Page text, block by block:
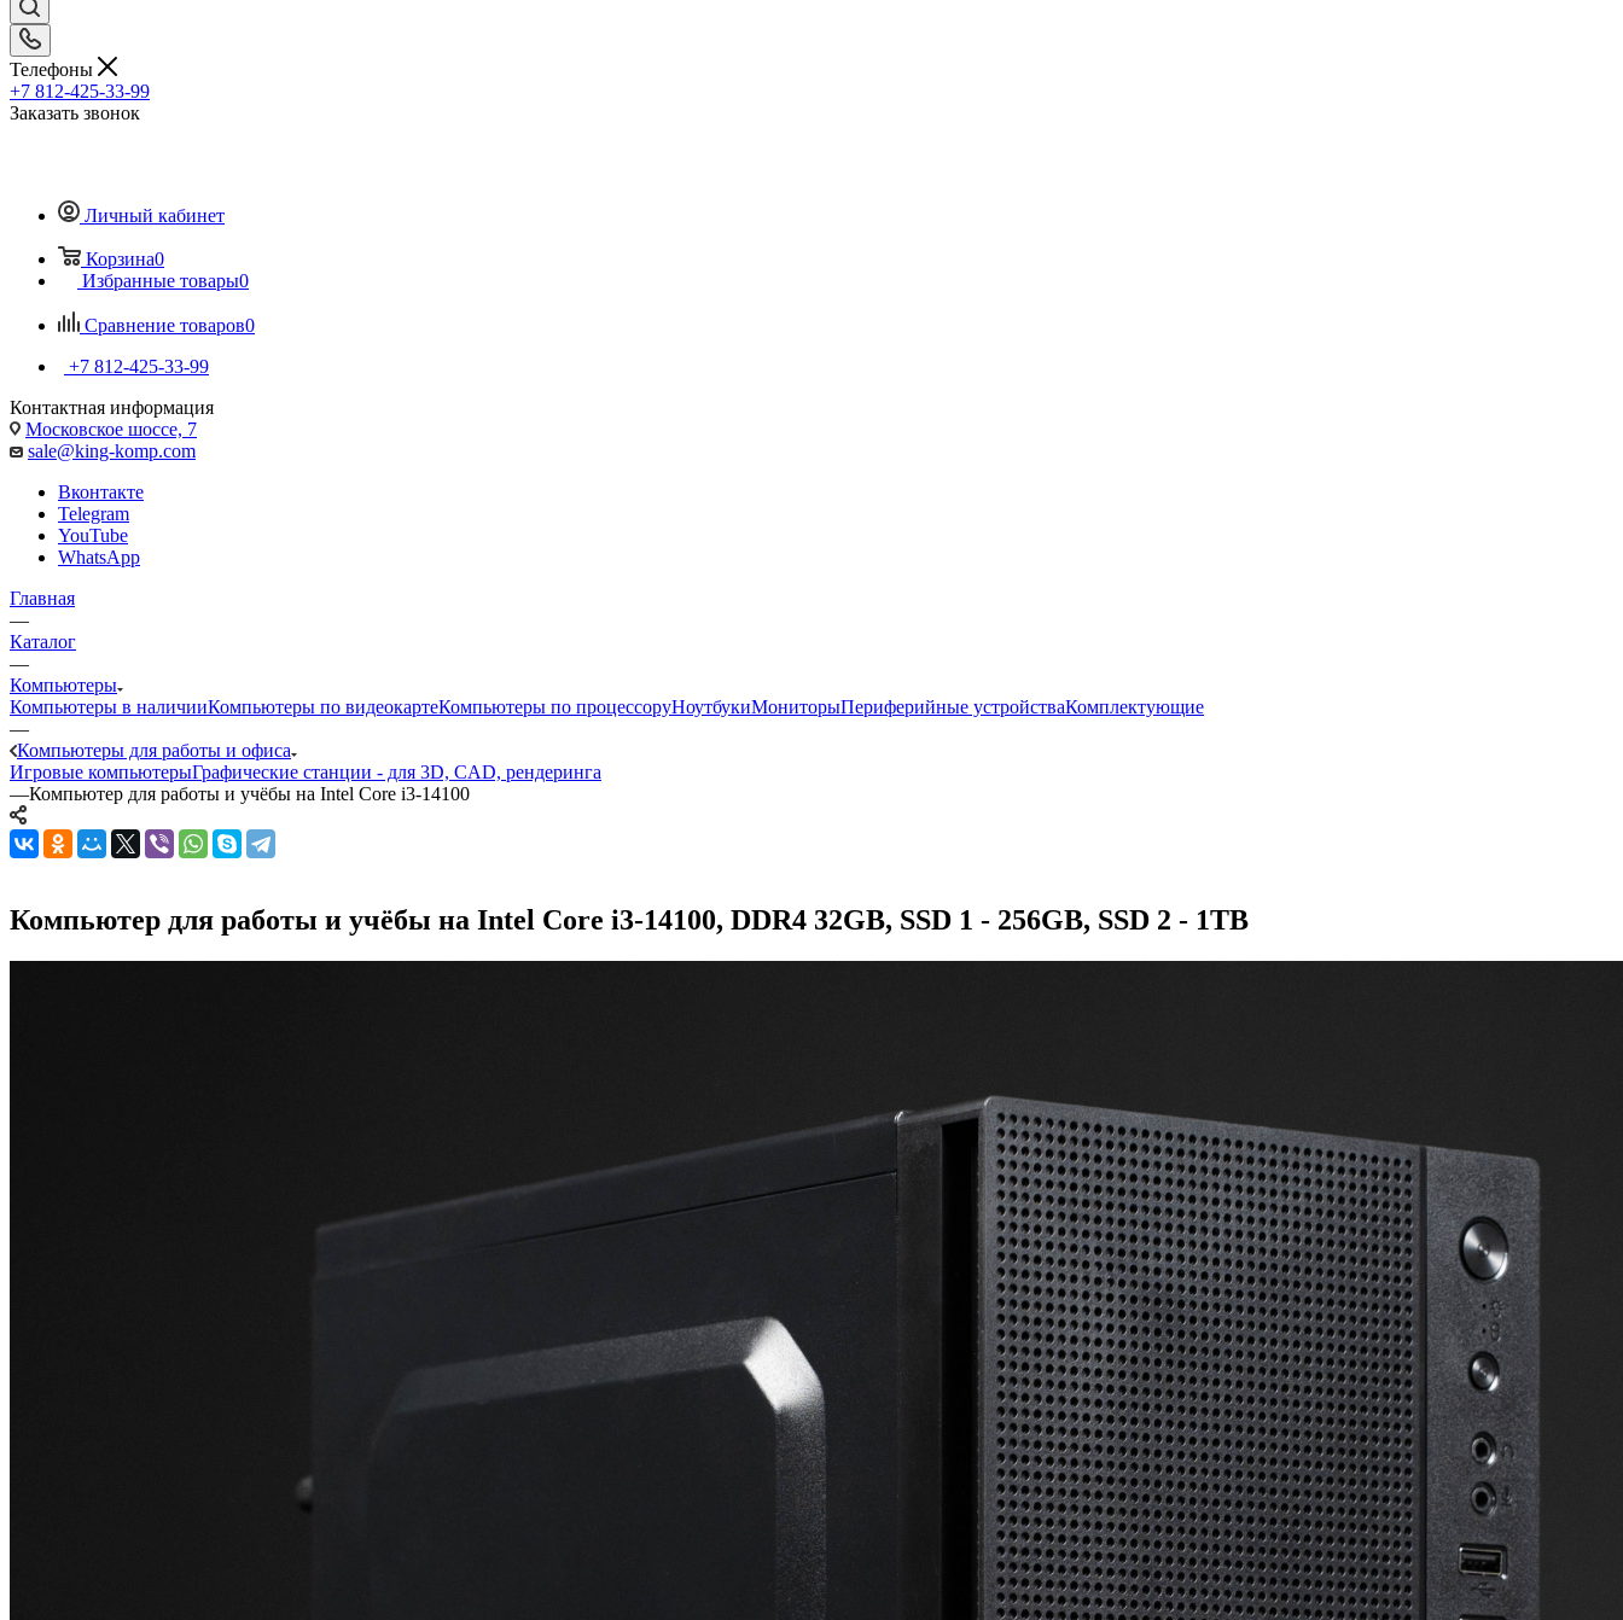
Телефоны
+7 812-425-33-99
Заказать звонок
Личный кабинет
Корзина0
Избранные товары0
Сравнение товаров0
+7 812-425-33-99
Контактная информация
Московское шоссе, 7
sale@king-komp.com
Вконтакте
Telegram
YouTube
WhatsApp
Главная
—
Каталог
—
Компьютеры
Компьютеры в наличииКомпьютеры по видеокартеКомпьютеры по процессоруНоутбукиМониторыПериферийные устройстваКомплектующие
—
Компьютеры для работы и офиса
Игровые компьютерыГрафические станции - для 3D, CAD, рендеринга
—Компьютер для работы и учёбы на Intel Core i3-14100
Компьютер для работы и учёбы на Intel Core i3-14100, DDR4 32GB, SSD 1 - 256GB, SSD 2 - 1TB